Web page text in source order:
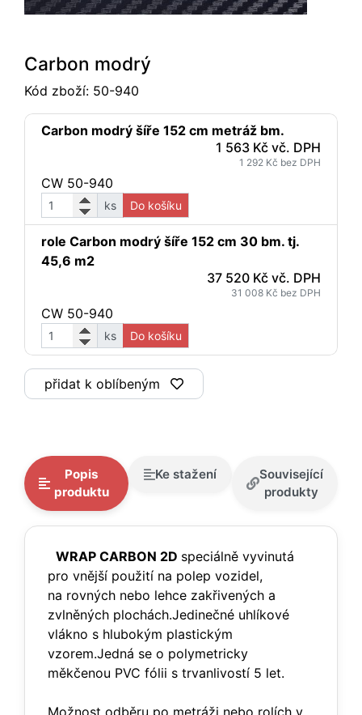
Carbon modrý
Kód zboží: 50-940
Carbon modrý šíře 152 cm metráž bm.
1 563 Kč vč. DPH
1 292 Kč bez DPH
CW 50-940
ks Do košíku
role Carbon modrý šíře 152 cm 30 bm. tj.
45,6 m2
37 520 Kč vč. DPH
31 008 Kč bez DPH
CW 50-940
ks Do košíku
přidat k oblíbeným
Popis
produktu
Ke stažení
Související
produkty
WRAP CARBON 2D speciálně vyvinutá
pro vnější použití na polep vozidel,
na rovných nebo lehce zakřivených a
zvlněných plochách.Jedinečné uhlíkové
vlákno s hlubokým plastickým
vzorem.Jedná se o polymetricky
měkčenou PVC fólii s trvanlivostí 5 let.
Možnost odběru po metráži nebo rolích v